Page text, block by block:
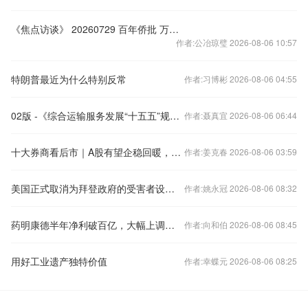
《焦点访谈》 20260729 百年侨批 万里家国
作者:公冶琼璧 2026-08-06 10:57
特朗普最近为什么特别反常 作者:习博彬 2026-08-06 04:55
02版 -《综合运输服务发展“十五五”规划》印发 作者:聂真宜 2026-08-06 06:44
十大券商看后市｜A股有望企稳回暖，市场中短期底部或已出现 作者:姜克春 2026-08-06 03:59
美国正式取消为拜登政府的受害者设立基金 作者:姚永冠 2026-08-06 08:32
药明康德半年净利破百亿，大幅上调全年业绩指引 作者:向和伯 2026-08-06 08:45
用好工业遗产独特价值 作者:幸蝶元 2026-08-06 08:25